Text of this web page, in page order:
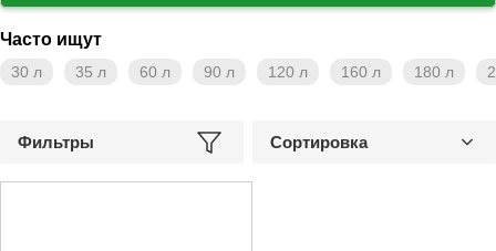
Часто ищут
30 л 35 л 60 л 90 л 120 л 160 л 180 л
Фильтры Сортировка